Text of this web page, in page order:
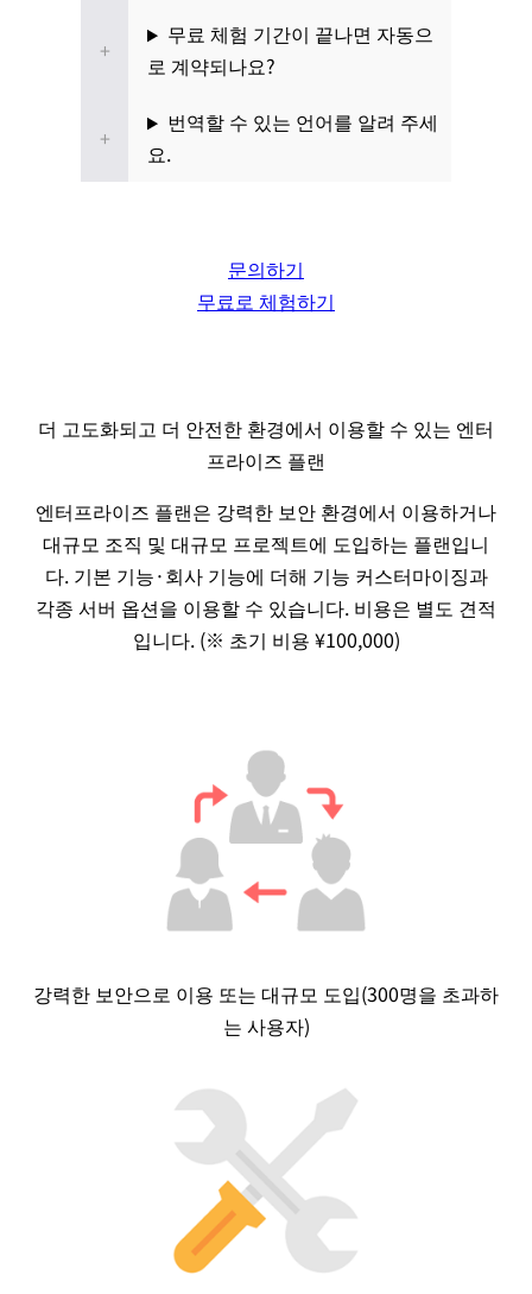
무료 체험 기간이 끝나면 자동으
로 계약되나요?
번역할 수 있는 언어를 알려 주세
요.
문의하기
무료로 체험하기
더 고도화되고 더 안전한 환경에서 이용할 수 있는 엔터
프라이즈 플랜
엔터프라이즈 플랜은 강력한 보안 환경에서 이용하거나
대규모 조직 및 대규모 프로젝트에 도입하는 플랜입니
다. 기본 기능·회사 기능에 더해 기능 커스터마이징과
각종 서버 옵션을 이용할 수 있습니다. 비용은 별도 견적
입니다. (※ 초기 비용 ¥100,000)
강력한 보안으로 이용 또는 대규모 도입(300명을 초과하
는 사용자)